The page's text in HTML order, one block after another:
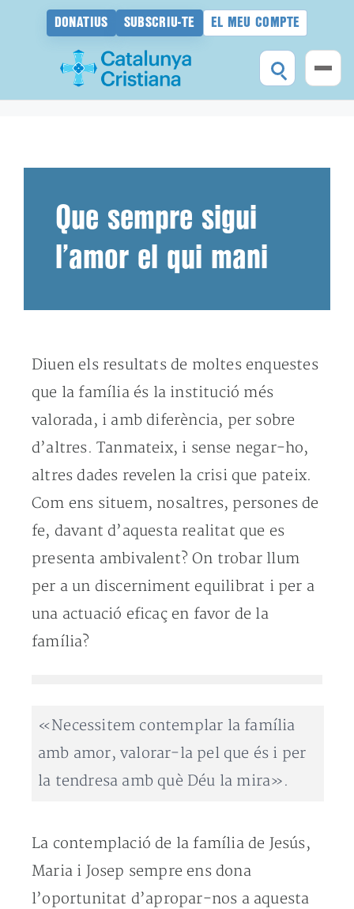
DONATIUS SUBSCRIU-TE EL MEU COMPTE
Que sempre sigui
l’amor el qui mani
Diuen els resultats de moltes enquestes
que la família és la institució més
valorada, i amb diferència, per sobre
d’altres. Tanmateix, i sense negar-ho,
altres dades revelen la crisi que pateix.
Com ens situem, nosaltres, persones de
fe, davant d’aquesta realitat que es
presenta ambivalent? On trobar llum
per a un discerniment equilibrat i per a
una actuació eficaç en favor de la
família?
«Necessitem contemplar la família
amb amor, valorar-la pel que és i per
la tendresa amb què Déu la mira».
La contemplació de la família de Jesús,
Maria i Josep sempre ens dona
l’oportunitat d’apropar-nos a aquesta